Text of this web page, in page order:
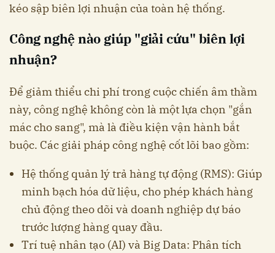
kéo sập biên lợi nhuận của toàn hệ thống.
Công nghệ nào giúp "giải cứu" biên lợi
nhuận?
Để giảm thiểu chi phí trong cuộc chiến âm thầm
này, công nghệ không còn là một lựa chọn "gắn
mác cho sang", mà là điều kiện vận hành bắt
buộc. Các giải pháp công nghệ cốt lõi bao gồm:
Hệ thống quản lý trả hàng tự động (RMS): Giúp
minh bạch hóa dữ liệu, cho phép khách hàng
chủ động theo dõi và doanh nghiệp dự báo
trước lượng hàng quay đầu.
Trí tuệ nhân tạo (AI) và Big Data: Phân tích